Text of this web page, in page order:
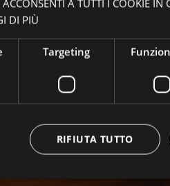
A TUTTI I COOKIE IN
DI PIÙ
Targeting
RIFIUTA TUTTO